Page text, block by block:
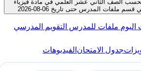
الصف الثاني عشر العلمي في مادة فيزياء
ملفات المدرس حتى تاريخ 06-08-2026
اليوم ملفات للمدرس التقويم المدرسي
جدول الامتحانالفيديوهات